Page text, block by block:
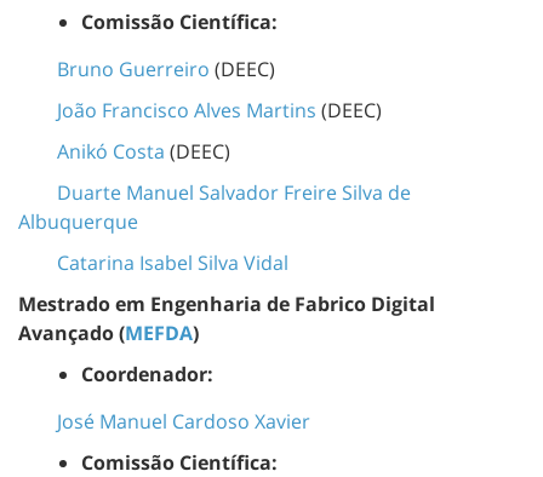
Comissão Científica:
Bruno Guerreiro (DEEC)
João Francisco Alves Martins (DEEC)
Anikó Costa (DEEC)
Duarte Manuel Salvador Freire Silva de
Albuquerque
Catarina Isabel Silva Vidal
Mestrado em Engenharia de Fabrico Digital
Avançado (MEFDA)
Coordenador:
José Manuel Cardoso Xavier
Comissão Científica: